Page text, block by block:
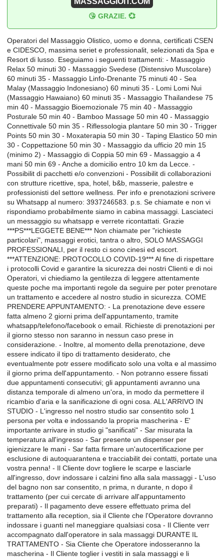
😘 GRAZIE. 💞
Operatori del Massaggio Olistico, uomo e donna, certificati CSEN
e CIDESCO, massima seriet e professionalit, selezionati da Spa e
Resort di lusso. Eseguiamo i seguenti trattamenti: - Massaggio
Relax 50 minuti 30 - Massaggio Svedese (Distensivo Muscolare)
60 minuti 35 - Massaggio Linfo-Drenante 75 minuti 40 - Sea
Malay (Massaggio Indonesiano) 60 minuti 35 - Lomi Lomi Nui
(Massaggio Hawaiano) 60 minuti 35 - Massaggio Thailandese 75
min 40 - Massaggio Bioemozionale 75 min 40 - Massaggio
Posturale 50 min 40 - Bamboo Massage 50 min 40 - Massaggio
Connettivale 50 min 35 - Riflessologia plantare 50 min 30 - Trigger
Points 50 min 30 - Moxaterapia 50 min 30 - Taping Elastico 50 min
30 - Coppettazione 50 min 30 - Massaggio da ufficio 20 min 15
(minimo 2) - Massaggio di Coppia 50 min 69 - Massaggio a 4
mani 50 min 69 - Anche a domicilio entro 10 km da Lecce. -
Possibilit di pacchetti e/o convenzioni - Possibilit di collaborazioni
con strutture ricettive, spa, hotel, b&b, masserie, palestre e
professionisti del settore wellness. Per info e prenotazioni scrivere
su Whatsapp al numero: 3937246583. p.s. Se chiamate e non vi
rispondiamo probabilmente siamo in cabina massaggi. Lasciateci
un messaggio su whatsapp e verrete ricontattati. Grazie
***PS***LEGGETE BENE*** Non chiamate per "richieste
particolari", massaggi erotici, tantra o altro, SOLO MASSAGGI
PROFESSIONALI, per il resto ci sono cinesi ed escort.
***ATTENZIONE: PROTOCOLLO COVID-19*** Al fine di rispettare
i protocolli Covid e garantire la sicurezza dei nostri Clienti e di noi
Operatori, vi chiediamo la gentilezza di leggere attentamente
queste poche ma importanti regole da seguire per poter prenotare
un trattamento e accedere al nostro studio in sicurezza. COME
PRENDERE APPUNTAMENTO: - La prenotazione deve essere
fatta almeno 2 giorni prima dell'appuntamento, tramite
whatsapp/telefono/facebook o email. Richieste di prenotazioni per
il giorno stesso non saranno in nessun caso prese in
considerazione. - Inoltre, al momento della prenotazione, deve
essere indicato il tipo di trattamento desiderato, che
eventualmente potr essere modificato solo una volta e al massimo
il giorno prima dell'appuntamento. - Non potranno essere fissati
due appuntamenti consecutivi; gli appuntamenti avranno una
distanza temporale di almeno un'ora, in modo da permettere il
ricambio d'aria e la sanificazione di ogni cosa. ALL'ARRIVO IN
STUDIO - L'ingresso nel nostro studio sar consentito solo 1
persona per volta e indossando la propria mascherina - E'
importante arrivare in studio gi "sanificati" - Sar misurata la
temperatura all'ingresso - Sar presente un dispenser per
igienizzare le mani - Sar fatta firmare un'autocertificazione per
esclusione di autoquarantena e tracciabilit dei contatti, portate una
vostra penna! - Il Cliente dovr togliere le scarpe e lasciarle
all'ingresso, dovr indossare i calzini fino alla sala massaggi - L'uso
del bagno non sar consentito, n prima, n durante, n dopo il
trattamento (per cui cercate di arrivare all'appuntamento
preparati) - Il pagamento deve essere effettuato prima del
trattamento alla reception, sia il Cliente che l'Operatore dovranno
indossare i guanti nel maneggiare qualsiasi cosa - Il Cliente verr
accompagnato dall'operatore in sala massaggi DURANTE IL
TRATTAMENTO - Sia Cliente che Operatore indosseranno la
mascherina - Il Cliente toglier i vestiti in sala massaggi e li